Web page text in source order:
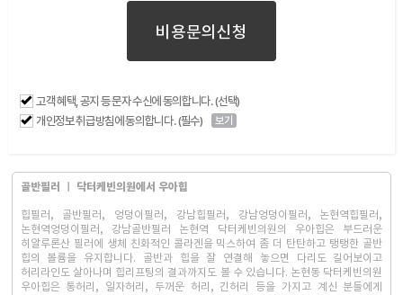
비용문의신청
고객 혜택, 공지 등 문자 수신에 동의합니다. (선택)
개인정보 취급방침에 동의합니다. (필수)
보기
골반필러 ㅣ 닥터케빈의원에서 우아힙
힙필러, 골반필러, 엉덩이필러, 강남힙필러, 강남엉덩이필러, 논현역힙필러,
논현역엉덩이필러, 강남골반필러 논현역 닥터케빈의원의 우아힙은 부드러운
히알루론산 필러에 생체 친화적인 콜라겐을 믹스하여 좀 더 탄탄하고 탱탱한 골반
힙의 볼륨을 유지합니다. 골반과 힙을 잘 연결해 놓으면 다리도 길어보이고
허리라인도 살아나며 힙리프팅의 결과까지도 볼 수 있습니다. 논현동 닥터케빈의원
우아힙은 통허리, 일자허리, 두꺼운 허리, 긴허리 등을 가지고 계신 분들에게